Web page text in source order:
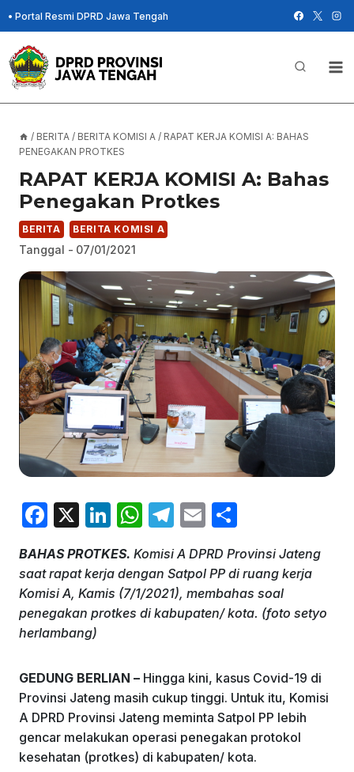
Skip
to
content
• Portal Resmi DPRD Jawa Tengah
/ BERITA / BERITA KOMISI A / RAPAT KERJA KOMISI A: BAHAS
PENEGAKAN PROTKES
RAPAT KERJA KOMISI A: Bahas
Penegakan Protkes
BERITA BERITA KOMISI A
Tanggal - 07/01/2021
F
c
e
b
o
o
k
X
Li
k
e
dI
W
at
s
A
p
T
e
gr
a
E
ai
l
ar
e
BAHAS PROTKES. Komisi A DPRD Provinsi Jateng
saat rapat kerja dengan Satpol PP di ruang kerja
Komisi A, Kamis (7/1/2021), membahas soal
penegakan protkes di kabupaten/ kota. (foto setyo
herlambang)
GEDUNG BERLIAN – Hingga kini, kasus Covid-19 di
Provinsi Jateng masih cukup tinggi. Untuk itu, Komisi
A DPRD Provinsi Jateng meminta Satpol PP lebih
gencar melakukan operasi penegakan protokol
kesehatan (protkes) di kabupaten/ kota.